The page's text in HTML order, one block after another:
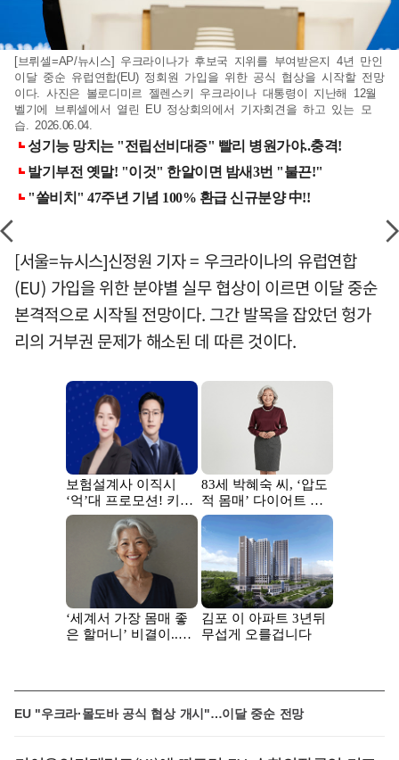
[브뤼셀=AP/뉴시스] 우크라이나가 후보국 지위를 부여받은지 4년 만인
이달 중순 유럽연합(EU) 정회원 가입을 위한 공식 협상을 시작할 전망
이다. 사진은 볼로디미르 젤렌스키 우크라이나 대통령이 지난해 12월
벨기에 브뤼셀에서 열린 EU 정상회의에서 기자회견을 하고 있는 모
습. 2026.06.04.
[서울=뉴시스]신정원 기자 = 우크라이나의 유럽연합
(EU) 가입을 위한 분야별 실무 협상이 이르면 이달 중순
본격적으로 시작될 전망이다. 그간 발목을 잡았던 헝가
리의 거부권 문제가 해소된 데 따른 것이다.
EU "우크라·몰도바 공식 협상 개시"…이달 중순 전망